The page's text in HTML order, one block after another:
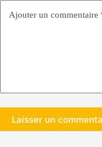
Ajouter un commentaire
Laisser un